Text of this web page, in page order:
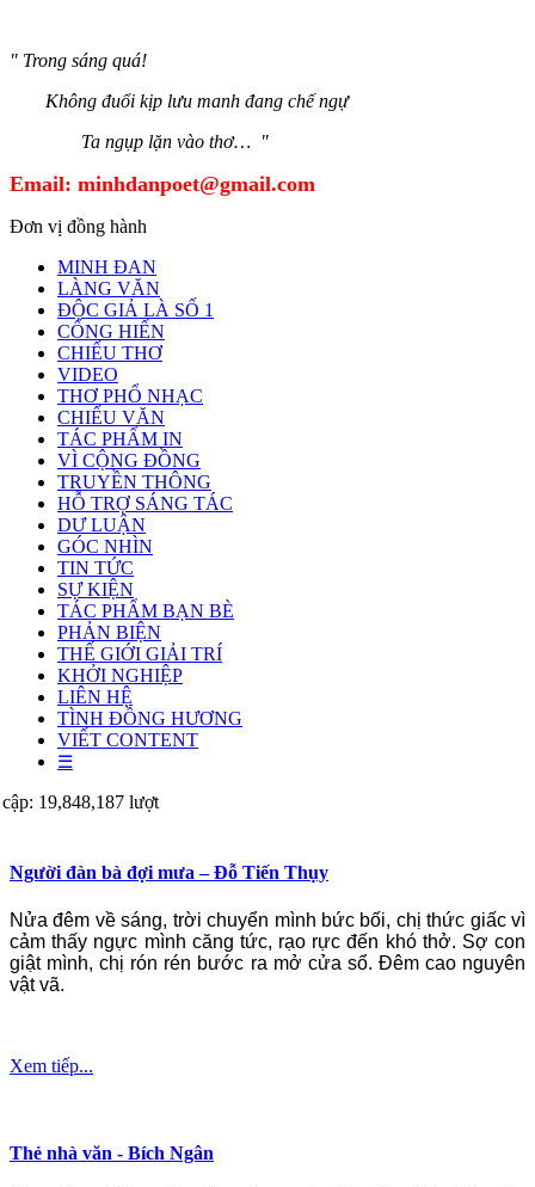
" Trong sáng quá!
Không đuổi kịp lưu manh đang chế ngự
Ta ngụp lặn vào thơ… "
Email: minhdanpoet@gmail.com
Đơn vị đồng hành
MINH ĐAN
LÀNG VĂN
ĐỘC GIẢ LÀ SỐ 1
CỐNG HIẾN
CHIẾU THƠ
VIDEO
THƠ PHỔ NHẠC
CHIẾU VĂN
TÁC PHẨM IN
VÌ CỘNG ĐỒNG
TRUYỀN THÔNG
HỖ TRỢ SÁNG TÁC
DƯ LUẬN
GÓC NHÌN
TIN TỨC
SỰ KIỆN
TÁC PHẨM BẠN BÈ
PHẢN BIỆN
THẾ GIỚI GIẢI TRÍ
KHỞI NGHIỆP
LIÊN HỆ
TÌNH ĐỒNG HƯƠNG
VIẾT CONTENT
☰
19,848,187 lượt
Người đàn bà đợi mưa – Đỗ Tiến Thụy
Nửa đêm về sáng, trời chuyển mình bức bối, chị thức giấc vì
cảm thấy ngực mình căng tức, rạo rực đến khó thở. Sợ con
giật mình, chị rón rén bước ra mở cửa sổ. Đêm cao nguyên
vật vã.
Xem tiếp...
Thẻ nhà văn - Bích Ngân